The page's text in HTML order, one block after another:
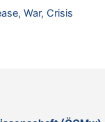
War, Crisis